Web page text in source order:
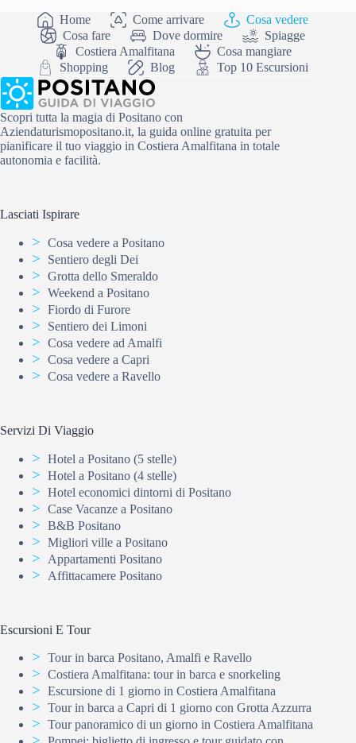
Home Come arrivare
Cosa vedere
Cosa fare
Dove dormire
Spiagge
Costiera Amalfitana
Cosa mangiare
Shopping
Blog Top 10 Escursioni
Scopri tutta la magia di Positano con
Aziendaturismopositano.it, la guida online gratuita per
pianificare il tuo viaggio in Costiera Amalfitana in totale
autonomia e facilità.
Lasciati Ispirare
Cosa vedere a Positano
Sentiero degli Dei
Grotta dello Smeraldo
Weekend a Positano
Fiordo di Furore
Sentiero dei Limoni
Cosa vedere ad Amalfi
Cosa vedere a Capri
Cosa vedere a Ravello
Servizi Di Viaggio
Hotel a Positano (5 stelle)
Hotel a Positano (4 stelle)
Hotel economici dintorni di Positano
Case Vacanze a Positano
B&B Positano
Migliori ville a Positano
Appartamenti Positano
Affittacamere Positano
Escursioni E Tour
Tour in barca Positano, Amalfi e Ravello
Costiera Amalfitana: tour in barca e snorkeling
Escursione di 1 giorno in Costiera Amalfitana
Tour in barca a Capri di 1 giorno con Grotta Azzurra
Tour panoramico di un giorno in Costiera Amalfitana